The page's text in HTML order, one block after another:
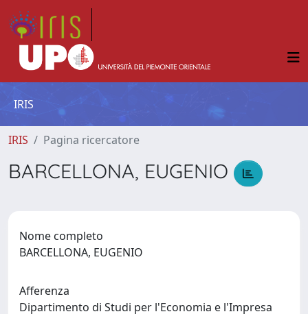
IRIS
IRIS Pagina ricercatore
BARCELLONA, EUGENIO
Nome completo
BARCELLONA, EUGENIO
Afferenza
Dipartimento di Studi per l'Economia e l'Impresa